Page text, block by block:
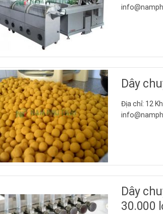
Dây
Địa chỉ: 12
Dây
30.000